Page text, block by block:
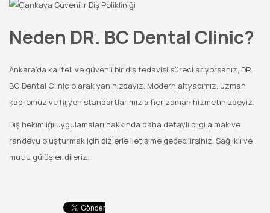
Neden DR. BC Dental Clinic?
Ankara’da kaliteli ve güvenli bir diş tedavisi süreci arıyorsanız, DR.
BC Dental Clinic olarak yanınızdayız. Modern altyapımız, uzman
kadromuz ve hijyen standartlarımızla her zaman hizmetinizdeyiz.
Diş hekimliği uygulamaları hakkında daha detaylı bilgi almak ve
randevu oluşturmak için bizlerle iletişime geçebilirsiniz. Sağlıklı ve
mutlu gülüşler dileriz.